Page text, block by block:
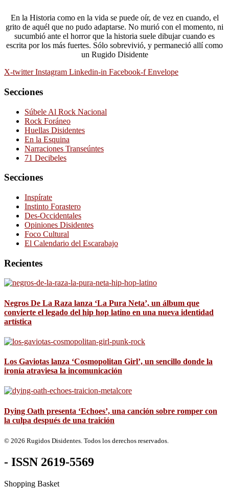
En la Historia como en la vida se puede oír, de vez en cuando, el
grito de aquél que no pudo adaptarse. No murió con el momento, ni
sucumbió ante el horror que la historia suele dibujar cuando es
escrita por los más fuertes. Sólo sobrevivió, y permaneció allí como
un Rugido Disidente
X-twitter Instagram Linkedin-in Facebook-f Envelope
Secciones
Súbele Al Rock Nacional
Rock Foráneo
Huellas Disidentes
En la Esquina
Narraciones Transeúntes
71 Decibeles
Secciones
Inspírate
Instinto Forastero
Des-Occidentales
Opiniones Disidentes
Foco Cultural
El Calendario del Escarabajo
Recientes
Negros De La Raza lanza ‘La Pura Neta’, un álbum que
convierte el legado del hip hop latino en una nueva identidad
artística
Los Gaviotas lanza ‘Cosmopolitan Girl’, un sencillo donde la
ironía atraviesa la incomunicación
Dying Oath presenta ‘Echoes’, una canción sobre romper con
la culpa después de una traición
© 2026 Rugidos Disidentes. Todos los derechos reservados.
- ISSN 2619-5569
Shopping Basket